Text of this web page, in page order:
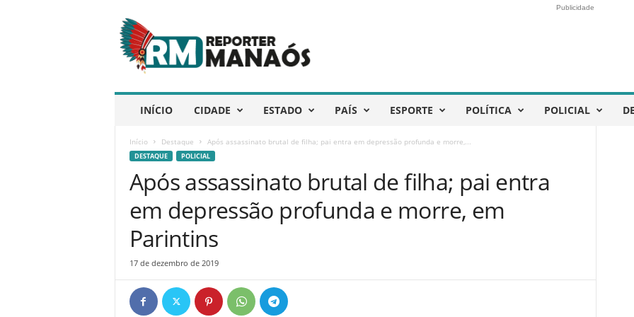
e
p
ó
Publicidade
INÍCIO CIDADE ESTADO PAÍS ESPORTE POLÍTICA POLICIAL
Início Destaque Após assassinato brutal de filha; pai entra em depressão profunda e morre,...
DESTAQUE POLICIAL
Após assassinato brutal de filha; pai entra
em depressão profunda e morre, em
Parintins
17 de dezembro de 2019